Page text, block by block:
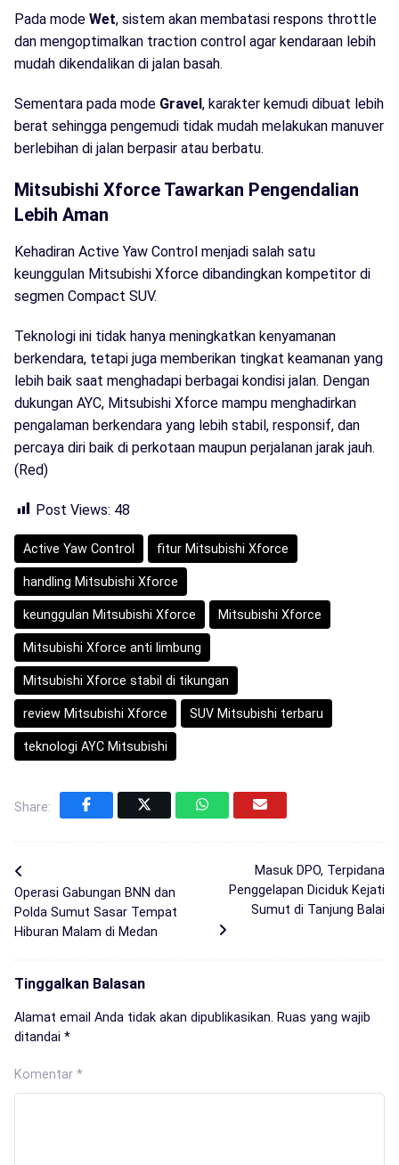
Pada mode Wet, sistem akan membatasi respons throttle
dan mengoptimalkan traction control agar kendaraan lebih
mudah dikendalikan di jalan basah.
Sementara pada mode Gravel, karakter kemudi dibuat lebih
berat sehingga pengemudi tidak mudah melakukan manuver
berlebihan di jalan berpasir atau berbatu.
Mitsubishi Xforce Tawarkan Pengendalian
Lebih Aman
Kehadiran Active Yaw Control menjadi salah satu
keunggulan Mitsubishi Xforce dibandingkan kompetitor di
segmen Compact SUV.
Teknologi ini tidak hanya meningkatkan kenyamanan
berkendara, tetapi juga memberikan tingkat keamanan yang
lebih baik saat menghadapi berbagai kondisi jalan. Dengan
dukungan AYC, Mitsubishi Xforce mampu menghadirkan
pengalaman berkendara yang lebih stabil, responsif, dan
percaya diri baik di perkotaan maupun perjalanan jarak jauh.
(Red)
Post Views: 48
Active Yaw Control fitur Mitsubishi Xforce
handling Mitsubishi Xforce
keunggulan Mitsubishi Xforce Mitsubishi Xforce
Mitsubishi Xforce anti limbung
Mitsubishi Xforce stabil di tikungan
review Mitsubishi Xforce SUV Mitsubishi terbaru
teknologi AYC Mitsubishi
Share:
Operasi Gabungan BNN dan
Polda Sumut Sasar Tempat
Hiburan Malam di Medan
Masuk DPO, Terpidana
Penggelapan Diciduk Kejati
Sumut di Tanjung Balai
Tinggalkan Balasan
Alamat email Anda tidak akan dipublikasikan. Ruas yang wajib
ditandai *
Komentar *